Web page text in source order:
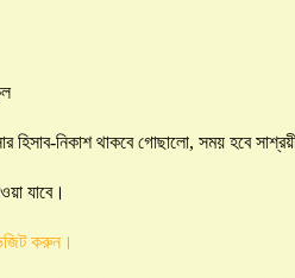
হিসাব-নিকাশ থাকবে গোছালো, সময় হবে
যাবে।
করুন।